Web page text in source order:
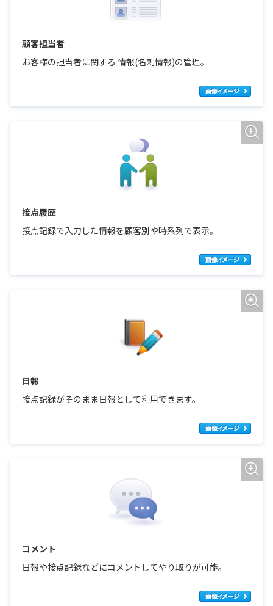
顧客担当者
お客様の担当者に関する 情報(名刺情報)の管理。
接点履歴
接点記録で入力した情報を顧客別や時系列で表示。
日報
接点記録がそのまま日報として利用できます。
コメント
日報や接点記録などにコメントしてやり取りが可能。